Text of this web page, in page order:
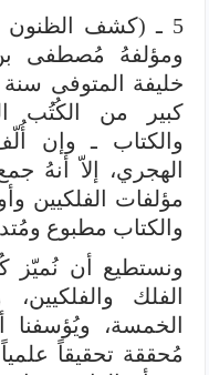
5 ـ (كشف
ومؤلفهُ مُصطفى
كبير من الكُتُب
والكتاب ـ وإن
الهجري، إلاّ أنهُ
مؤلفات الفلكيين
والكتاب مطبوع
ونستطيع أن نُميّز
الفلك
الخمسة،
مُحققة تحقيقاً